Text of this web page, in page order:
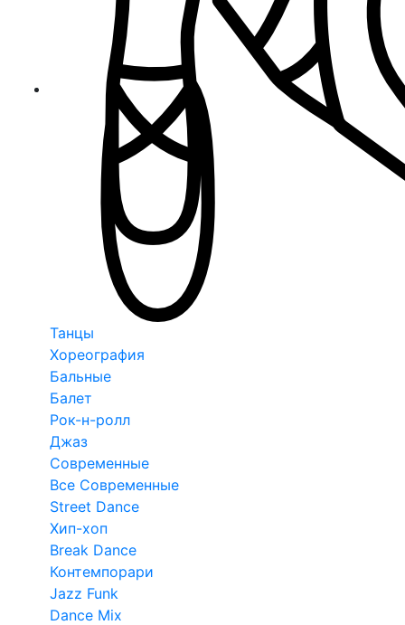
Танцы
Хореография
Бальные
Балет
Рок-н-ролл
Джаз
Современные
Все Современные
Street Dance
Хип-хоп
Break Dance
Контемпорари
Jazz Funk
Dance Mix